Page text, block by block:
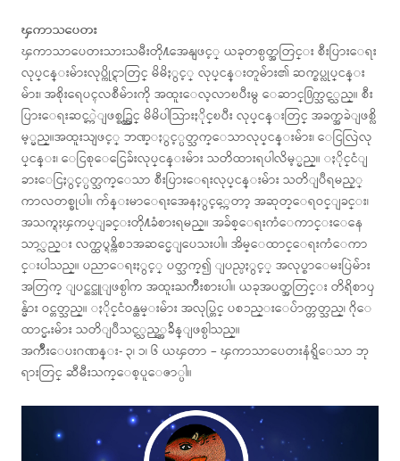
ၾကာသပေတး
ၾကာသာပေတးသားသမီးတို႔အေနျဖင့္ ယခုတစ္ပတ္အတြင္း စီးပြားေရး
လုပ္ငန္းမ်ားလုပ္ကိုင္ရာတြင္ မိမိႏွင့္ လုပ္ငန္းတူမ်ား၏ ဆက္စပ္လုပ္ငန္း
မ်ား၊ အစိုးရေပၚလစီမ်ားကို အထူးေလ့လာၿပီးမွ ေဆာင္႐ြက္သင့္သည္။ စီး
ပြားေရးဆင့္ကဲျဖစ္စဥ္တြင္ မိမိပါသြားႏိုင္ၿပီး လုပ္ငန္းတြင္ အခက္အခဲျဖစ္လိ
မ့္မည္။အထူးသျဖင့္ ဘဏ္ႏွင့္ပတ္သက္ေသာလုပ္ငန္းမ်ား၊ ေငြလြဲလု
ပ္ငန္း၊ ေငြစုေငြေခ်းလုပ္ငန္းမ်ား သတိထားရပါလိမ့္မည္။ ႏိုင္ငံျ
ခားေငြႏွင့္ပတ္သက္ေသာ စီးပြားေရးလုပ္ငန္းမ်ား သတိျပဳရမည့္
ကာလတစ္ခုပါ။ က်န္းမာေရးအေနႏွင့္ကေတာ့ အဆုတ္ေရဝင္ျခင္း၊
အသက္ရႈၾကပ္ျခင္းတို႔ခံစားရမည္။ အခ်စ္ေရးကံေကာင္းေနေ
သာ္လည္း လက္ထပ္ရန္ကိစၥအဆင္မေျပေသးပါ။ အိမ္ေထာင္ေရးကံေကာ
င္းပါသည္။ ပညာေရးႏွင့္ ပတ္သက္၍ ျပည္ပႏွင့္ အလုပ္စာေမးပြဲမ်ား
အတြက္ ျပင္ဆင္သူျဖစ္ပါက အထူးႀကိဳးစားပါ။ ယခုအပတ္အတြင္း တိရိစာၦ
န္မ်ား ဝင္တတ္သည္။ ႏိုင္ငံဝန္ထမ္းမ်ား အလုပ္တြင္ ပစၥည္းေပ်ာက္တတ္သည္၊ ဂိုေ
ထာင္မႉးမ်ား သတိျပဳသင့္သည့္အခ်ိန္ျဖစ္ပါသည္။
အက်ိဳးေပးဂဏန္း- ၃၊ ၁၊ ၆ ယၾတာ – ၾကာသာပေတးနံရွိေသာ ဘု
ရားတြင္ ဆီမီးသက္ေစ့ပူေဇာ္ပါ။